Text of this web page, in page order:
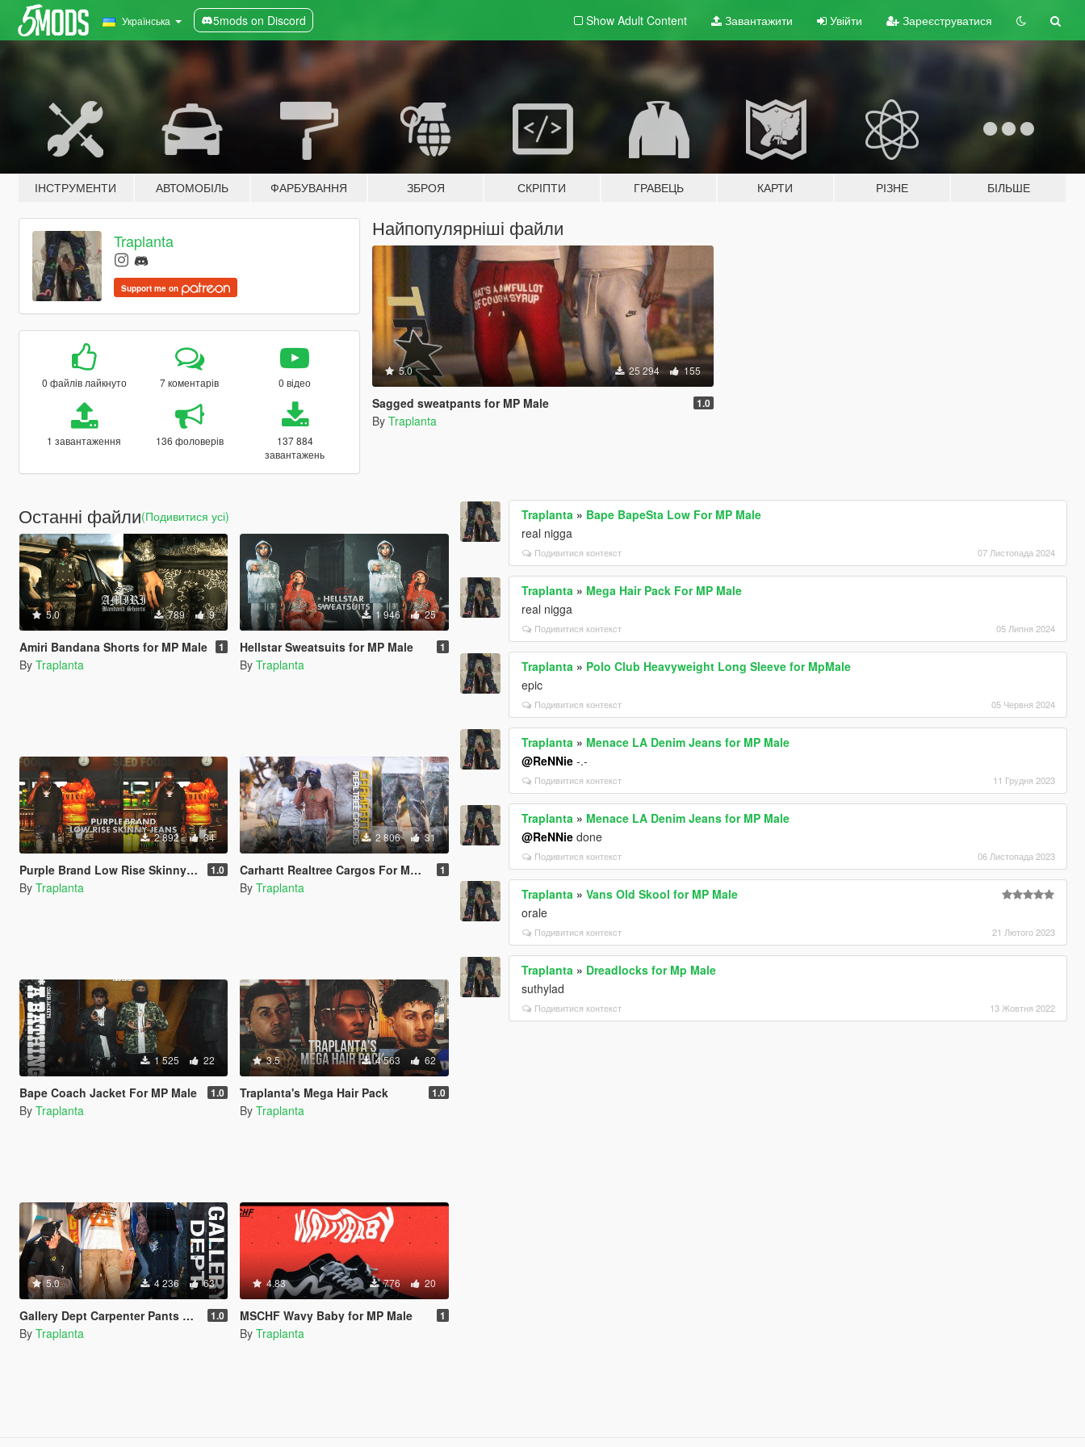
Українська 5mods on Discord Show Adult Content Завантажити Увійти Зареєструватися
ІНСТРУМЕНТИ АВТОМОБІЛЬ ФАРБУВАННЯ ЗБРОЯ СКРІПТИ ГРАВЕЦЬ КАРТИ РІЗНЕ БІЛЬШЕ
Traplanta
Support me on
0 файлів лайкнуто 7 коментарів 0 відео
1 завантаження 136 фоловерів
137 884
завантажень
Найпопулярніші файли
5.0 25 294 155
Sagged sweatpants for MP Male 1.0
By Traplanta
Останні файли(Подивитися усі)
5.0 789 9
Amiri Bandana Shorts for MP Male 1
By Traplanta
1 946 25
Hellstar Sweatsuits for MP Male 1
By Traplanta
2 892 34
Purple Brand Low Rise Skinny Jeans for MP Male 1.0
By Traplanta
2 806 31
Carhartt Realtree Cargos For MP Male 1
By Traplanta
1 525 22
Bape Coach Jacket For MP Male 1.0
By Traplanta
3.5 4 563 62
Traplanta's Mega Hair Pack 1.0
By Traplanta
5.0 4 236 63
Gallery Dept Carpenter Pants For MP Male 1.0
By Traplanta
4.83 776 20
MSCHF Wavy Baby for MP Male 1
By Traplanta
Traplanta » Bape BapeSta Low For MP Male
real nigga
Подивитися контекст 07 Листопада 2024
Traplanta » Mega Hair Pack For MP Male
real nigga
Подивитися контекст 05 Липня 2024
Traplanta » Polo Club Heavyweight Long Sleeve for MpMale
epic
Подивитися контекст 05 Червня 2024
Traplanta » Menace LA Denim Jeans for MP Male
@ReNNie -.-
Подивитися контекст 11 Грудня 2023
Traplanta » Menace LA Denim Jeans for MP Male
@ReNNie done
Подивитися контекст 06 Листопада 2023
Traplanta »Vans Old Skool for MP Male
orale
Подивитися контекст 21 Лютого 2023
Traplanta » Dreadlocks for Mp Male
suthylad
Подивитися контекст 13 Жовтня 2022